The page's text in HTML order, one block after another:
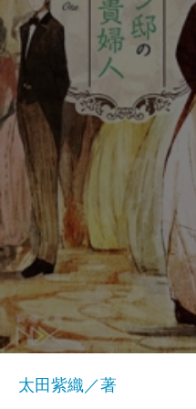
太田紫織／著